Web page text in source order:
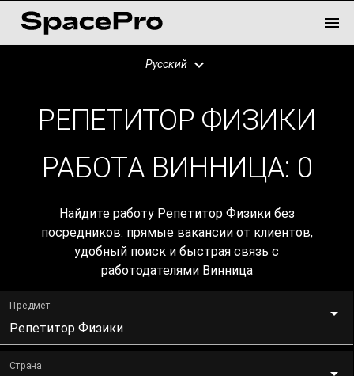
Русский
РЕПЕТИТОР ФИЗИКИ
РАБОТА ВИННИЦА: 0
Найдите работу Репетитор Физики без
посредников: прямые вакансии от клиентов,
удобный поиск и быстрая связь с
работодателями Винница
Предмет
Репетитор Физики
Страна